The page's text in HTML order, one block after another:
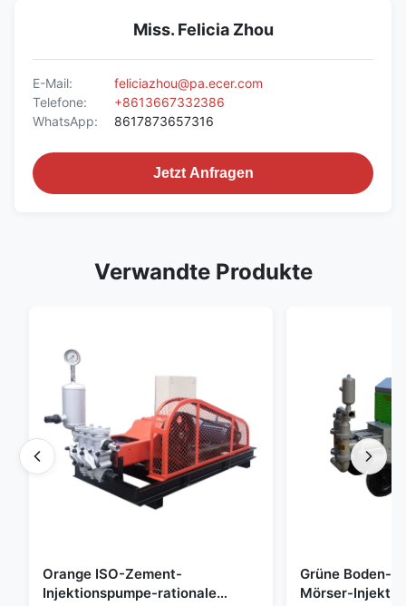
Miss. Felicia Zhou
E-Mail:
feliciazhou@pa.ecer.com
Telefone:
+8613667332386
WhatsApp:
8617873657316
Jetzt Anfragen
Verwandte Produkte
Orange ISO-Zement-
Injektionspumpe-rationale
Grüne Boden-
Mörser-